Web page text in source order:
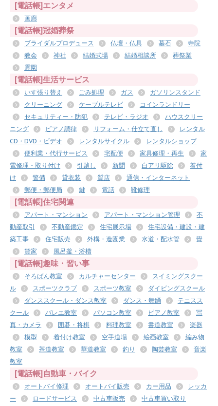
[電話帳]エンタメ
画廊
[電話帳]冠婚葬祭
ブライダルプロデュース 仏壇・仏具 墓石
寺院
教会
神社 結婚式場 結婚相談所
葬祭業
霊園
[電話帳]生活サービス
いす張り替え ごみ処理 ガス
ガソリンスタンド
クリーニング
ケーブルテレビ
コインランドリー
セキュリティー・防犯
テレビ・ラジオ
ハウスクリー
ニング
ピアノ調律 リフォーム・仕立て直し
レンタル
CD・DVD・ビデオ
レンタルサイクル
レンタルショップ
便利業・代行サービス
宅配便 家具修理・再生
家
電修理・取り付け
引越し 新聞 白アリ駆除
着付
け
警備 貸衣装 質店
通信・インターネット
郵便・郵便局
鍵 電話 靴修理
[電話帳]住宅関連
アパート・マンション アパート・マンション管理
不
動産取引
不動産鑑定 住宅展示場
住宅設備・建設・建
築工事
住宅販売 外構・造園業 水道・配水管
畳
貸家
風呂釜・浴槽
[電話帳]趣味・習い事
そろばん教室 カルチャーセンター
スイミングスクー
ル
スポーツクラブ スポーツ教室
ダイビングスクール
ダンススクール・ダンス教室
ダンス・舞踊
テニスス
クール
バレエ教室 パソコン教室 ピアノ教室
写
真・カメラ
囲碁・将棋 料理教室 書道教室
楽器
模型
着付け教室 空手道場 絵画教室
編み物
教室
茶道教室 華道教室 釣り 陶芸教室
音楽
教室
[電話帳]自動車・バイク
オートバイ修理 オートバイ販売 カー用品
レッカ
ー
ロードサービス 中古車販売
中古車買い取り